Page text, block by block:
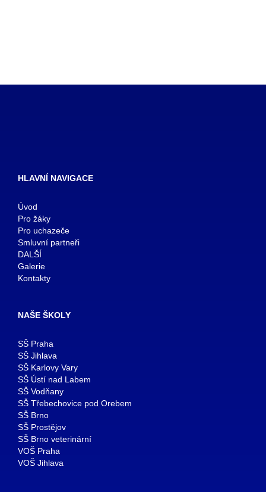
HLAVNÍ NAVIGACE
Úvod
Pro žáky
Pro uchazeče
Smluvní partneři
DALŠÍ
Galerie
Kontakty
NAŠE ŠKOLY
SŠ Praha
SŠ Jihlava
SŠ Karlovy Vary
SŠ Ústí nad Labem
SŠ Vodňany
SŠ Třebechovice pod Orebem
SŠ Brno
SŠ Prostějov
SŠ Brno veterinární
VOŠ Praha
VOŠ Jihlava